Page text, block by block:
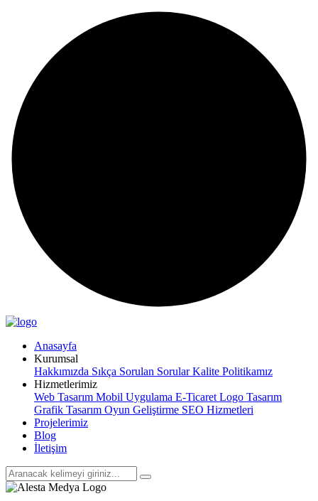
Anasayfa
Kurumsal
Hakkımızda Sıkça Sorulan SorularKalite Politikamız
Hizmetlerimiz
Web Tasarım Mobil Uygulama E-Ticaret Logo Tasarım
Grafik Tasarım Oyun Geliştirme SEO Hizmetleri
Projelerimiz
Blog
İletişim